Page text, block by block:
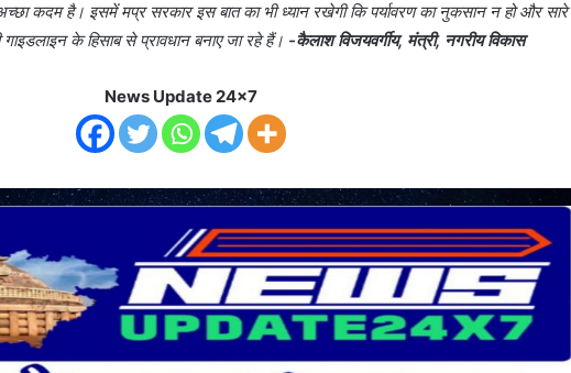
कदम है। इसमें मप्र सरकार इस बात का भी ध्यान रखेगी कि पर्यावरण का नुकसान न हो और सारे
के ​हिसाब से प्रावधान बनाए जा रहे हैं। -कैलाश विजयवर्गीय, मंत्री, नगरीय विकास
News Update 24x7